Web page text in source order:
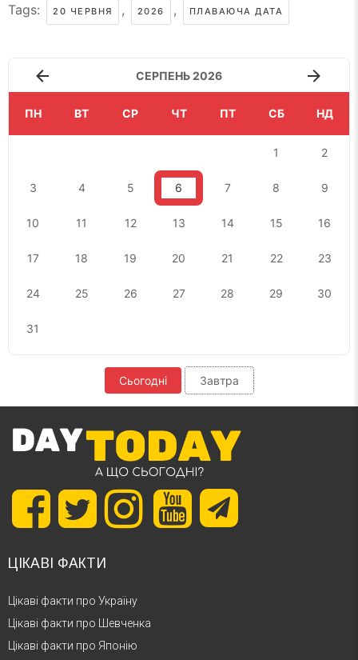
Tags: 20 ЧЕРВНЯ , 2026 , ПЛАВАЮЧА ДАТА
СЕРПЕНЬ 2026
ПН ВТ СР ЧТ ПТ СБ НД
1 2
3 4 5 6 7 8 9
10 11 12 13 14 15 16
17 18 19 20 21 22 23
24 25 26 27 28 29 30
31
Сьогодні Завтра
ЦІКАВІ ФАКТИ
Цікаві факти про Україну
Цікаві факти про Шевченка
Цікаві факти про Японію